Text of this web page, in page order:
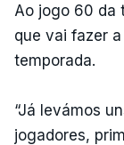
Ao jogo 60 da
que vai fazer
temporada.
“Já levámos
jogadores,